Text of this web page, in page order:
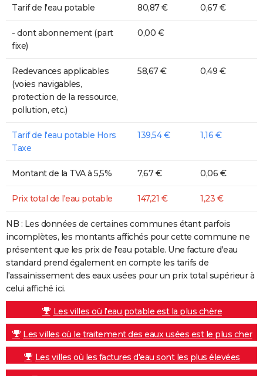
Tarif de l'eau potable 80,87 € 0,67 €
- dont abonnement (part
fixe)
0,00 €
Redevances applicables
(voies navigables,
protection de la ressource,
pollution, etc.)
58,67 € 0,49 €
Tarif de l'eau potable Hors
Taxe
139,54 € 1,16 €
Montant de la TVA à 5,5% 7,67 € 0,06 €
Prix total de l'eau potable 147,21 € 1,23 €
NB : Les données de certaines communes étant parfois
incomplètes, les montants affichés pour cette commune ne
présentent que les prix de l'eau potable. Une facture d'eau
standard prend également en compte les tarifs de
l'assainissement des eaux usées pour un prix total supérieur à
celui affiché ici.
Les villes où l'eau potable est la plus chère
Les villes où le traitement des eaux usées est le plus cher
Les villes où les factures d'eau sont les plus élevées